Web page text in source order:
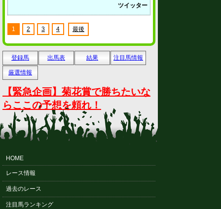
ツイッター
1 2 3 4 最後
登録馬 出馬表 結果 注目馬情報
厳選情報
【緊急企画】菊花賞で勝ちたいな
らここの予想を頼れ！
HOME
レース情報
過去のレース
注目馬ランキング